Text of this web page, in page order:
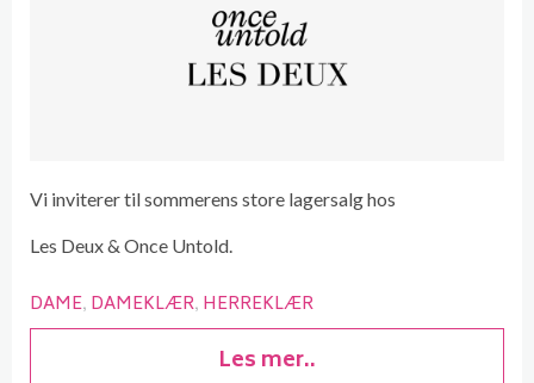
Vi inviterer til sommerens store lagersalg hos
Les Deux & Once Untold.
DAME DAMEKLÆR HERREKLÆR
Les mer..